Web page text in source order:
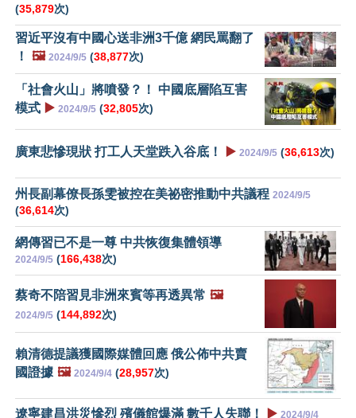
(35,879次)
習近平沒有中國心送非洲3千億 網民罵翻了
！
🖼️ 2024/9/5 (38,877次)
「社會火山」將噴發？！ 中國底層陷互害
模式 ▶️ 2024/9/5 (32,805次)
廣東悲慘現狀 打工人天堂跌入谷底！ ▶️ 2024/9/5 (36,613次)
州長副幕僚長孫雯被控在美祕密推動中共議程 2024/9/5
(36,614次)
網傳習已不是一尊 中共恢復集體領導
2024/9/5 (166,438次)
蔡奇不陪習見非洲來賓等再透異常 🖼️
2024/9/5 (144,892次)
賴清德提議獲國際媒體回應 俄公佈中共賣
國證據 🖼️ 2024/9/4 (28,957次)
遼寧建昌洪災慘烈 殯儀館爆滿 數千人失聯！ ▶️ 2024/9/4